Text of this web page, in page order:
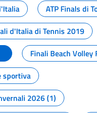
ATP Finals di
d'Italia di Tennis 2019
Finali Beach Volley
sportiva
2026 (1)